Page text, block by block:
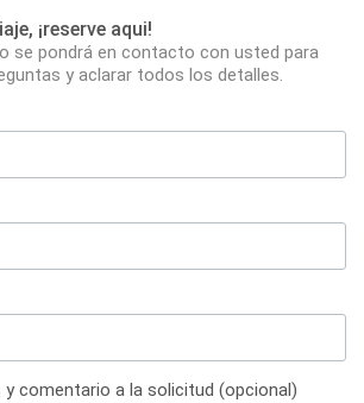
¡reserve aqui!
se pondrá en contacto con usted para
y aclarar todos los detalles.
y comentario a la solicitud (opcional)